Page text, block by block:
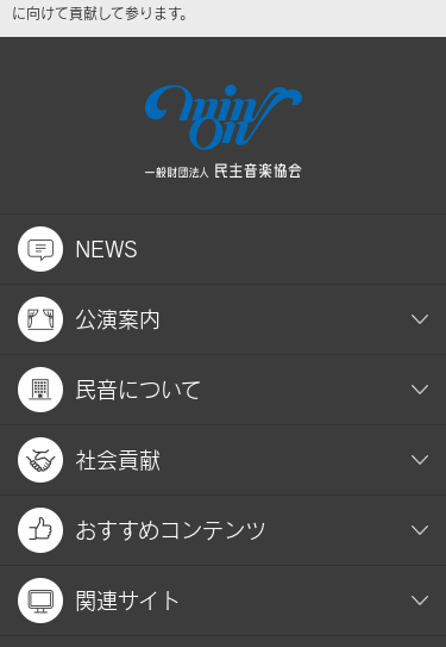
に向けて貢献して参ります。
NEWS
公演案内
民音について
社会貢献
おすすめコンテンツ
関連サイト